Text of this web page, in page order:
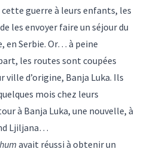
guerre à leurs enfants, les
les envoyer faire un séjour du
Serbie. Or… à peine
les routes sont coupées
d’origine, Banja Luka. Ils
mois chez leurs
à Banja Luka, une nouvelle, à
Ljiljana…
avait réussi à obtenir un